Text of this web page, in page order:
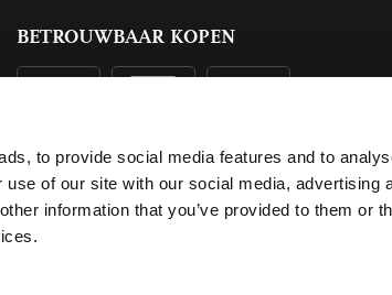
to provide social media features and to
of our site with our social media, advertising
information that you’ve provided to them or
BETROUWBAAR KOPEN